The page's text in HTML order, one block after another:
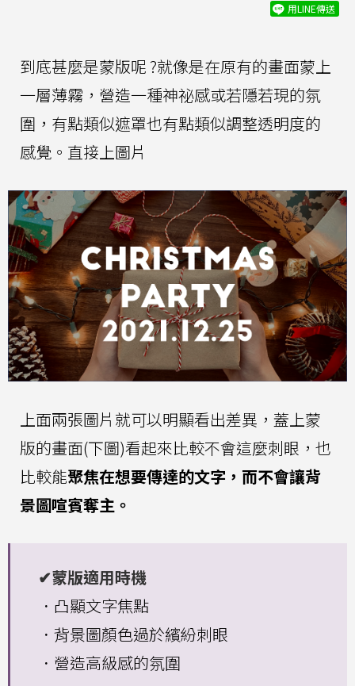
用LINE傳送
到底甚麼是蒙版呢 ?就像是在原有的畫面蒙上
一層薄霧，營造一種神祕感或若隱若現的氛
圍，有點類似遮罩也有點類似調整透明度的
感覺。直接上圖片
上面兩張圖片就可以明顯看出差異，蓋上蒙
版的畫面(下圖)看起來比較不會這麼刺眼，也
比較能聚焦在想要傳達的文字，而不會讓背
景圖喧賓奪主。
✔蒙版適用時機
．凸顯文字焦點
．背景圖顏色過於繽紛刺眼
．營造高級感的氛圍